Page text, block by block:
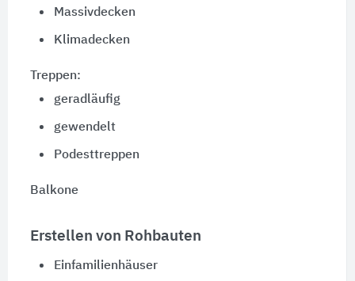
Massivdecken
Klimadecken
Treppen:
geradläufig
gewendelt
Podesttreppen
Balkone
Erstellen von Rohbauten
Einfamilienhäuser